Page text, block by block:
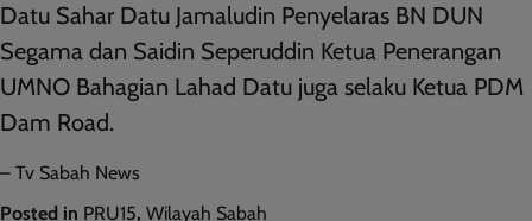
Datu Sahar Datu Jamaludin Penyelaras BN DUN
Segama dan Saidin Seperuddin Ketua Penerangan
UMNO Bahagian Lahad Datu juga selaku Ketua PDM
Dam Road.
– Tv Sabah News
Posted in PRU15, Wilayah Sabah